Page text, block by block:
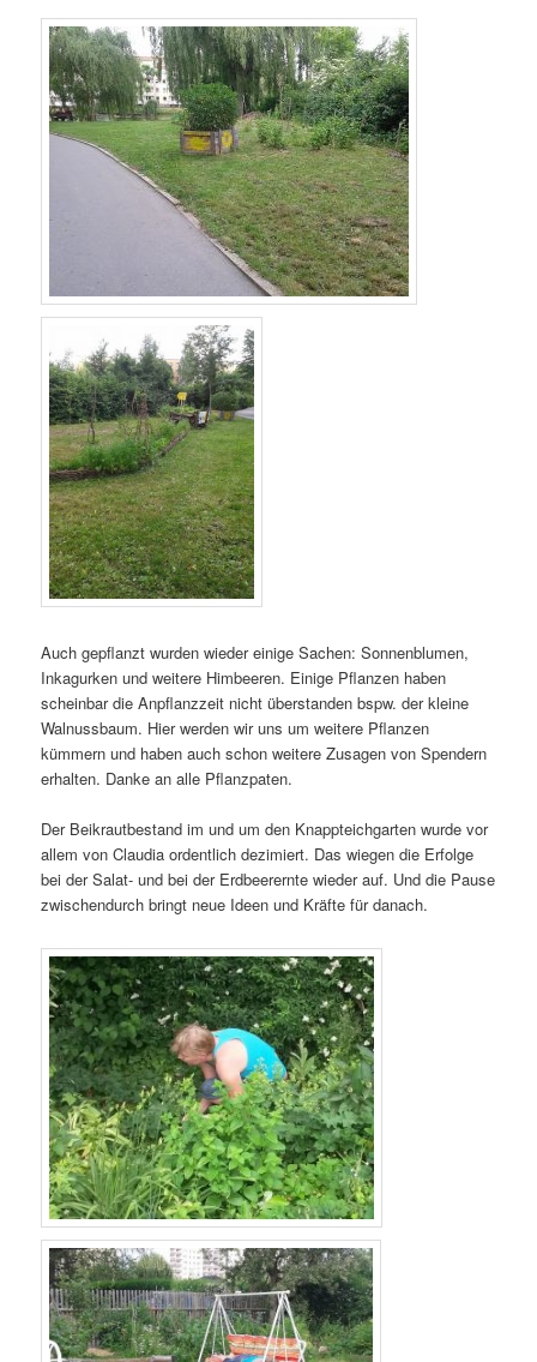
Auch gepflanzt wurden wieder einige Sachen: Sonnenblumen,
Inkagurken und weitere Himbeeren. Einige Pflanzen haben
scheinbar die Anpflanzzeit nicht überstanden bspw. der kleine
Walnussbaum. Hier werden wir uns um weitere Pflanzen
kümmern und haben auch schon weitere Zusagen von Spendern
erhalten. Danke an alle Pflanzpaten.
Der Beikrautbestand im und um den Knappteichgarten wurde vor
allem von Claudia ordentlich dezimiert. Das wiegen die Erfolge
bei der Salat- und bei der Erdbeerernte wieder auf. Und die Pause
zwischendurch bringt neue Ideen und Kräfte für danach.